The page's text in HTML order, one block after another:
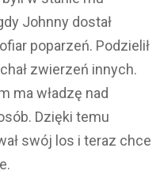
Johnny dostał
poparzeń. Podzielił
zwierzeń innych.
ma władzę nad
Dzięki temu
swój los i teraz chce